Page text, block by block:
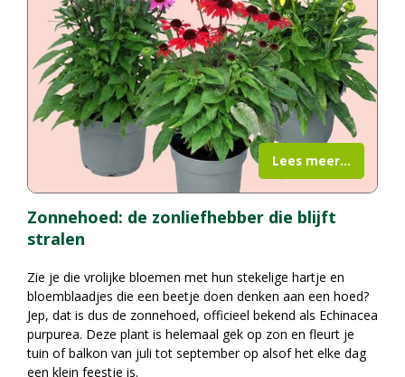
Zonnehoed: de zonliefhebber die blijft
stralen
Zie je die vrolijke bloemen met hun stekelige hartje en
bloemblaadjes die een beetje doen denken aan een hoed?
Jep, dat is dus de zonnehoed, officieel bekend als Echinacea
purpurea. Deze plant is helemaal gek op zon en fleurt je
tuin of balkon van juli tot september op alsof het elke dag
een klein feestje is.
Lees meer...